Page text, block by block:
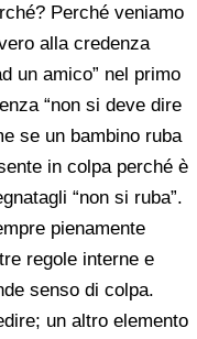
Perché veniamo
alla credenza
un amico” nel primo
“non si deve dire
se un bambino ruba
in colpa perché è
“non si ruba”.
pienamente
regole interne e
senso di colpa.
un altro elemento